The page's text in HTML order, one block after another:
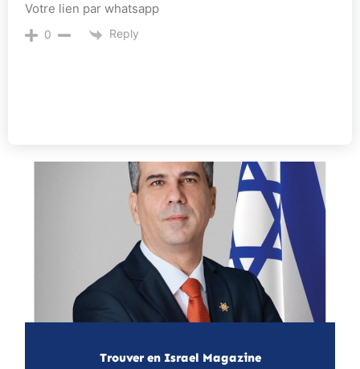
Votre lien par whatsapp
0 Reply
Trouver en Israel Magazine